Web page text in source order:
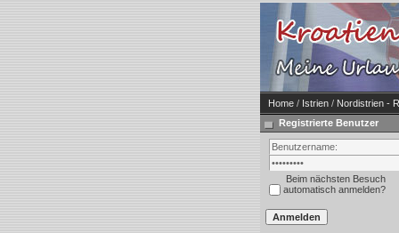
Home / Istrien / Nordistrien -
Registrierte Benutzer
Beim nächsten Besuch
automatisch anmelden?